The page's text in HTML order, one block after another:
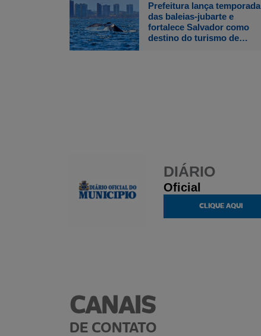
Prefeitura lança temporada
das baleias-jubarte e
fortalece Salvador como
destino do turismo de
DIÁRIO
Oficial
CLIQUE AQUI
CANAIS
DE CONTATO